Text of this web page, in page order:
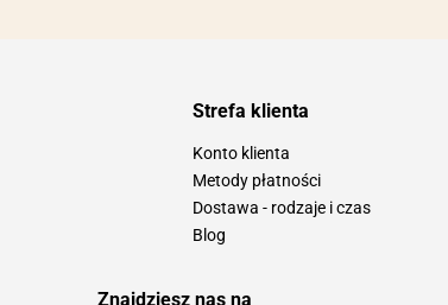
Strefa klienta
Konto klienta
Metody płatności
Dostawa - rodzaje i czas
Blog
Znajdziesz nas na